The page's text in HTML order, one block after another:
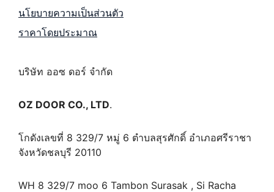
นโยบายความเป็นส่วนตัว
ราคาโดยประมาณ
บริษัท ออซ ดอร์ จำกัด
OZ DOOR CO., LTD.
โกดังเลขที่ 8 329/7 หมู่ 6 ตำบลสุรศักดิ์ อำเภอศรีราชา
จังหวัดชลบุรี 20110
WH 8 329/7 moo 6 Tambon Surasak , Si Racha